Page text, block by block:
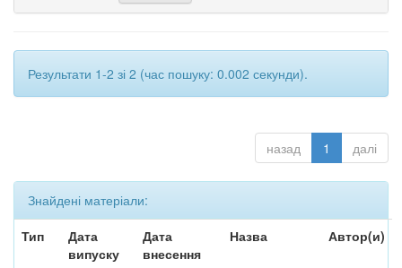
Результати 1-2 зі 2 (час пошуку: 0.002 секунди).
назад 1 далі
Знайдені матеріали:
Тип
Дата
випуску
Дата
внесення
Назва Автор(и)